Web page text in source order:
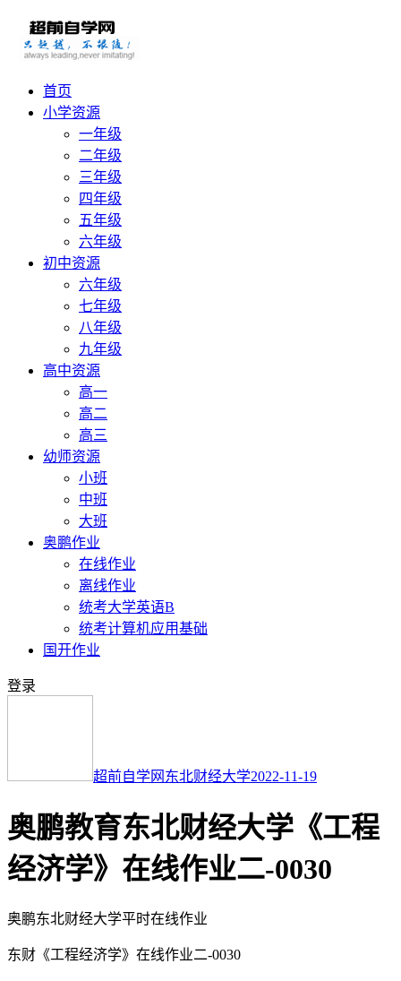
首页
小学资源
一年级
二年级
三年级
四年级
五年级
六年级
初中资源
六年级
七年级
八年级
九年级
高中资源
高一
高二
高三
幼师资源
小班
中班
大班
奥鹏作业
在线作业
离线作业
统考大学英语B
统考计算机应用基础
国开作业
登录
超前自学网 东北财经大学2022-11-19
奥鹏教育东北财经大学《工程
经济学》在线作业二-0030
奥鹏东北财经大学平时在线作业
东财《工程经济学》在线作业二-0030